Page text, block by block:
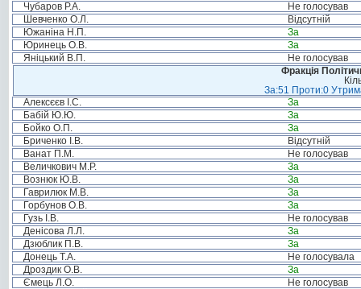
Чубаров Р.А.
Не голосував
Шевченко О.Л.
Відсутній
Южаніна Н.П.
За
Юринець О.В.
За
Яніцький В.П.
Не голосував
Фракція
За:51 Проти:0
Алексєєв І.С.
За
Бабій Ю.Ю.
За
Бойко О.П.
За
Бриченко І.В.
Відсутній
Ванат П.М.
Не голосував
Величкович М.Р.
За
Вознюк Ю.В.
За
Гаврилюк М.В.
За
Горбунов О.В.
За
Гузь І.В.
Не голосував
Денісова Л.Л.
За
Дзюблик П.В.
За
Донець Т.А.
Не голосувала
Дроздик О.В.
За
Ємець Л.О.
Не голосував